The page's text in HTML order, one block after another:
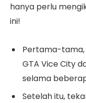
hanya perlu
ini!
Pertama-tama,
GTA Vice City
selama
Setelah itu,